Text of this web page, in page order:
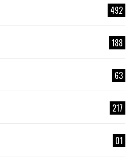
492
188
63
217
01